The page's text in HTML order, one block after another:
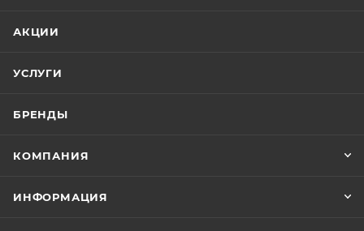
АКЦИИ
УСЛУГИ
БРЕНДЫ
КОМПАНИЯ
ИНФОРМАЦИЯ